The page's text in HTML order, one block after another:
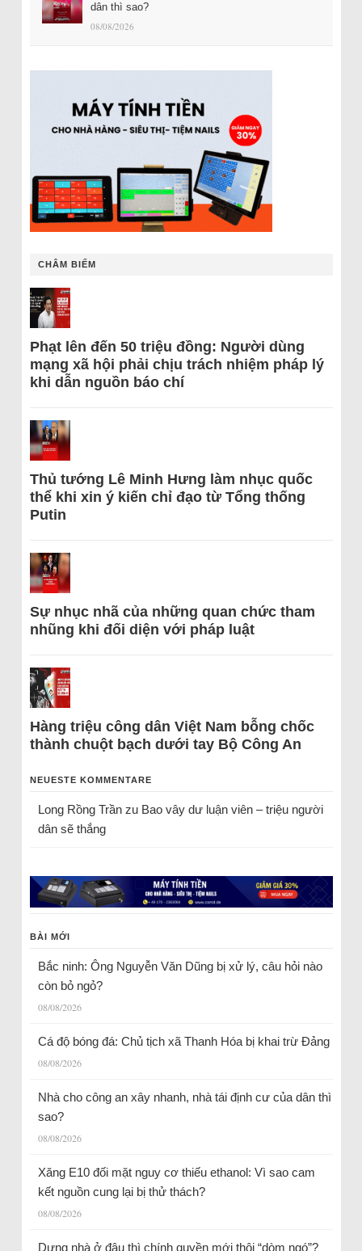
dân thì sao?
08/08/2026
CHÂM BIẾM
Phạt lên đến 50 triệu đồng: Người dùng
mạng xã hội phải chịu trách nhiệm pháp lý
khi dẫn nguồn báo chí
Thủ tướng Lê Minh Hưng làm nhục quốc
thể khi xin ý kiến chỉ đạo từ Tổng thống
Putin
Sự nhục nhã của những quan chức tham
nhũng khi đối diện với pháp luật
Hàng triệu công dân Việt Nam bỗng chốc
thành chuột bạch dưới tay Bộ Công An
NEUESTE KOMMENTARE
Long Rồng Trầnzu Bao vây dư luận viên – triệu người
dân sẽ thắng
BÀI MỚI
Bắc ninh: Ông Nguyễn Văn Dũng bị xử lý, câu hỏi nào
còn bỏ ngỏ?
08/08/2026
Cá độ bóng đá: Chủ tịch xã Thanh Hóa bị khai trừ Đảng
08/08/2026
Nhà cho công an xây nhanh, nhà tái định cư của dân thì
sao?
08/08/2026
Xăng E10 đối mặt nguy cơ thiếu ethanol: Vì sao cam
kết nguồn cung lại bị thử thách?
08/08/2026
Dựng nhà ở đâu thì chính quyền mới thôi “dòm ngó”?